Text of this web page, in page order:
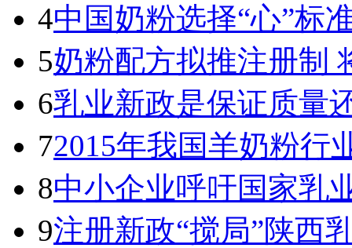
4中国奶粉选择“心”标
5奶粉配方拟推注册制
6乳业新政是保证质量
72015年我国羊奶粉行
8中小企业呼吁国家乳
9注册新政“搅局”陕西